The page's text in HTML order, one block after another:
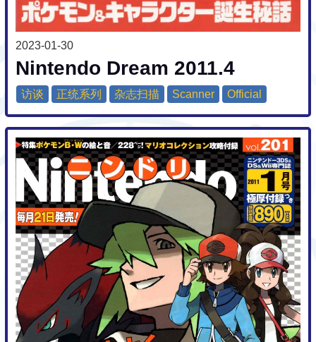
2023-01-30
Nintendo Dream 2011.4
访谈 正统系列 杂志扫描 Scanner Official